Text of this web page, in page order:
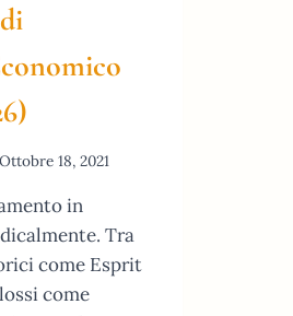
Ottobre 18, 2021
in
Tra
come Esprit
come